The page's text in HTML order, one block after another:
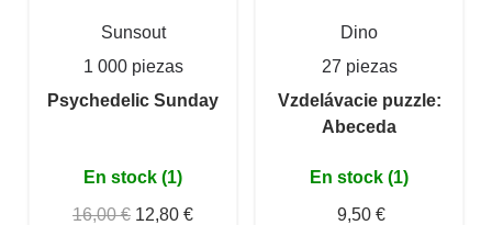
Sunsout
1 000 piezas
Psychedelic Sunday
En stock (1)
16,00 € 12,80 €
Dino
27 piezas
Vzdelávacie puzzle:
Abeceda
En stock (1)
9,50 €